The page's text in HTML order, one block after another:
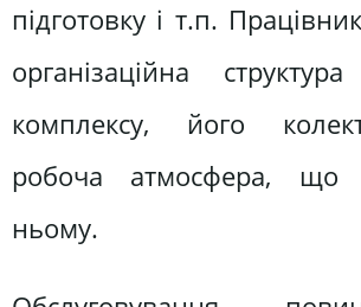
підготовку і т.п.
організаційна
комплексу, його
робоча атмосфера, що
ньому.